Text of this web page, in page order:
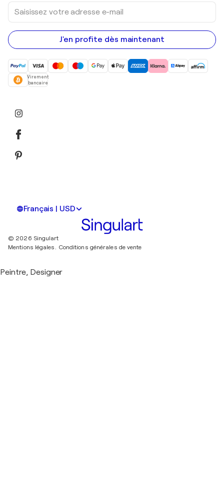
Saisissez
votre
adresse
e-
mail
J'en profite dès maintenant
Virement
bancaire
Français | USD
© 2026 Singulart
Mentions légales. Conditions générales de vente
Peintre, Designer